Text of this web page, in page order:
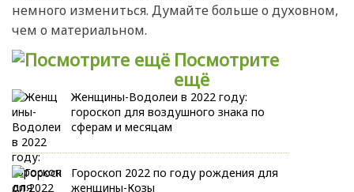
немного измениться. Думайте больше о духовном,
чем о материальном.
Посмотрите
ещё
Женщины-Водолеи в 2022 году:
гороскоп для воздушного знака по
сферам и месяцам
Гороскоп 2022 по году рождения для
женщины-Козы